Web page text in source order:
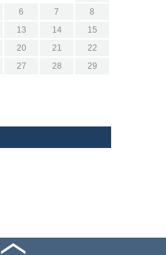
6 7
8
13 14
15
20 21
22
27 28
29